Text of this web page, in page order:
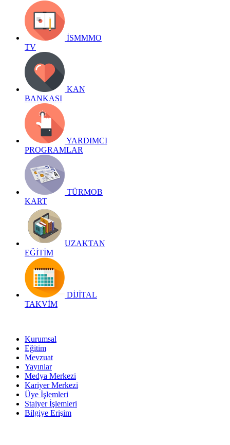
İSMMMO
TV
KAN
BANKASI
YARDIMCI
PROGRAMLAR
TÜRMOB
KART
UZAKTAN
EĞİTİM
DİJİTAL
TAKVİM
Kurumsal
Eğitim
Mevzuat
Yayınlar
Medya Merkezi
Kariyer Merkezi
Üye İşlemleri
Stajyer İşlemleri
Bilgiye Erişim